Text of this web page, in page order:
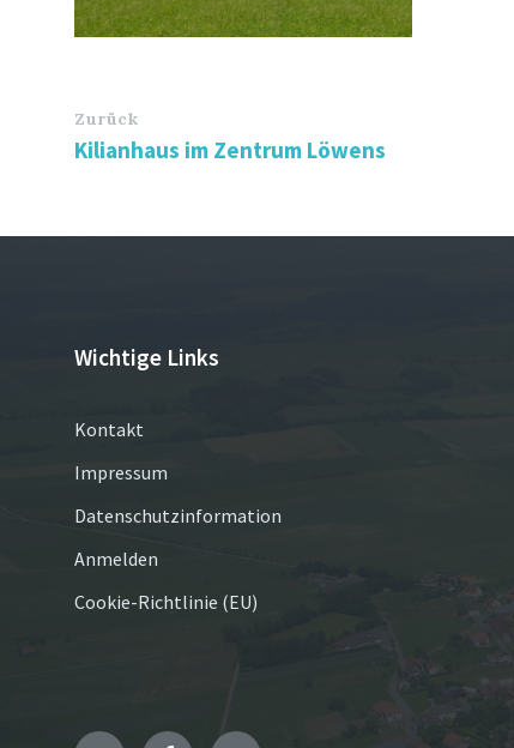
Zurück
Kilianhaus im Zentrum Löwens
Wichtige Links
Kontakt
Impressum
Datenschutzinformation
Anmelden
Cookie-Richtlinie (EU)